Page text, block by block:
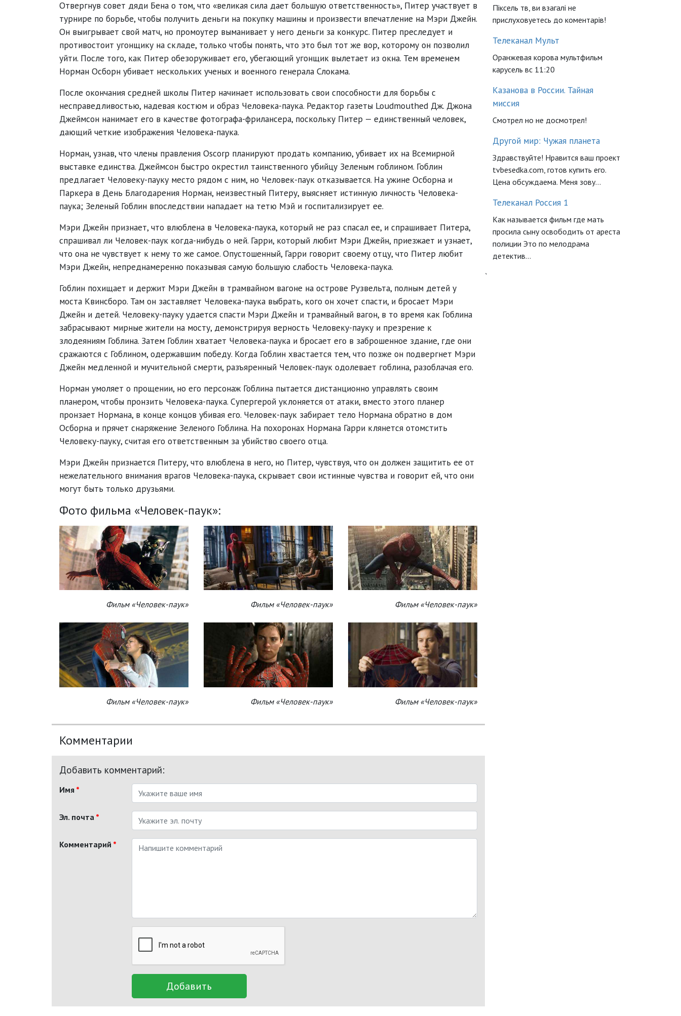
Отвергнув совет дяди Бена о том, что «великая сила дает большую ответственность», Питер участвует в
турнире по борьбе, чтобы получить деньги на покупку машины и произвести впечатление на Мэри Джейн.
Он выигрывает свой матч, но промоутер выманивает у него деньги за конкурс. Питер преследует и
противостоит угонщику на складе, только чтобы понять, что это был тот же вор, которому он позволил
уйти. После того, как Питер обезоруживает его, убегающий угонщик вылетает из окна. Тем временем
Норман Осборн убивает нескольких ученых и военного генерала Слокама.
После окончания средней школы Питер начинает использовать свои способности для борьбы с
несправедливостью, надевая костюм и образ Человека-паука. Редактор газеты Loudmouthed Дж. Джона
Джеймсон нанимает его в качестве фотографа-фрилансера, поскольку Питер — единственный человек,
дающий четкие изображения Человека-паука.
Норман, узнав, что члены правления Oscorp планируют продать компанию, убивает их на Всемирной
выставке единства. Джеймсон быстро окрестил таинственного убийцу Зеленым гоблином. Гоблин
предлагает Человеку-пауку место рядом с ним, но Человек-паук отказывается. На ужине Осборна и
Паркера в День Благодарения Норман, неизвестный Питеру, выясняет истинную личность Человека-
паука; Зеленый Гоблин впоследствии нападает на тетю Мэй и госпитализирует ее.
Мэри Джейн признает, что влюблена в Человека-паука, который не раз спасал ее, и спрашивает Питера,
спрашивал ли Человек-паук когда-нибудь о ней. Гарри, который любит Мэри Джейн, приезжает и узнает,
что она не чувствует к нему то же самое. Опустошенный, Гарри говорит своему отцу, что Питер любит
Мэри Джейн, непреднамеренно показывая самую большую слабость Человека-паука.
Гоблин похищает и держит Мэри Джейн в трамвайном вагоне на острове Рузвельта, полным детей у
моста Квинсборо. Там он заставляет Человека-паука выбрать, кого он хочет спасти, и бросает Мэри
Джейн и детей. Человеку-пауку удается спасти Мэри Джейн и трамвайный вагон, в то время как Гоблина
забрасывают мирные жители на мосту, демонстрируя верность Человеку-пауку и презрение к
злодеяниям Гоблина. Затем Гоблин хватает Человека-паука и бросает его в заброшенное здание, где они
сражаются с Гоблином, одержавшим победу. Когда Гоблин хвастается тем, что позже он подвергнет Мэри
Джейн медленной и мучительной смерти, разъяренный Человек-паук одолевает гоблина, разоблачая его.
Норман умоляет о прощении, но его персонаж Гоблина пытается дистанционно управлять своим
планером, чтобы пронзить Человека-паука. Супергерой уклоняется от атаки, вместо этого планер
пронзает Нормана, в конце концов убивая его. Человек-паук забирает тело Нормана обратно в дом
Осборна и прячет снаряжение Зеленого Гоблина. На похоронах Нормана Гарри клянется отомстить
Человеку-пауку, считая его ответственным за убийство своего отца.
Мэри Джейн признается Питеру, что влюблена в него, но Питер, чувствуя, что он должен защитить ее от
нежелательного внимания врагов Человека-паука, скрывает свои истинные чувства и говорит ей, что они
могут быть только друзьями.
Фото фильма «Человек-паук»:
Фильм «Человек-паук» Фильм «Человек-паук» Фильм «Человек-паук»
Фильм «Человек-паук» Фильм «Человек-паук» Фильм «Человек-паук»
Комментарии
Добавить комментарий:
Имя *
Эл. почта *
Комментарий *
Добавить
Піксель тв, ви взагалі не
прислуховуетесь до коментарів!
Телеканал Мульт
Оранжевая корова мультфильм
карусель вс 11:20
Казанова в России. Тайная
миссия
Смотрел но не досмотрел!
Другой мир: Чужая планета
Здравствуйте! Нравится ваш проект
tvbesedka.com, готов купить его.
Цена обсуждаема. Меня зову...
Телеканал Россия 1
Как называется фильм где мать
просила сыну освободить от ареста
полиции Это по мелодрама
детектив...
`